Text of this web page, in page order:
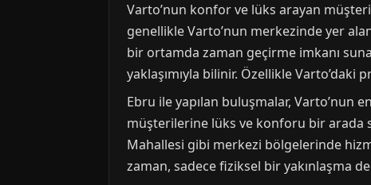
Varto’nun konfor ve lüks arayan
genellikle Varto’nun merkezinde yer
bir ortamda zaman geçirme imkanı
yaklaşımıyla bilinir. Özellikle
Ebru ile yapılan buluşmalar, Varto’nun
müşterilerine lüks ve konforu bir arada
Mahallesi gibi merkezi bölgelerinde
zaman, sadece fiziksel bir yakınlaşma